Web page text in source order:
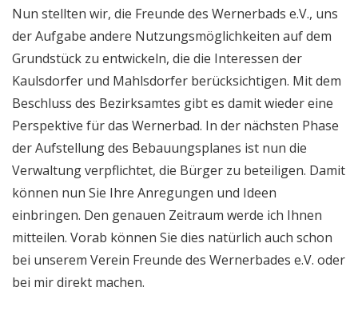
Nun stellten wir, die Freunde des Wernerbads e.V., uns
der Aufgabe andere Nutzungsmöglichkeiten auf dem
Grundstück zu entwickeln, die die Interessen der
Kaulsdorfer und Mahlsdorfer berücksichtigen. Mit dem
Beschluss des Bezirksamtes gibt es damit wieder eine
Perspektive für das Wernerbad. In der nächsten Phase
der Aufstellung des Bebauungsplanes ist nun die
Verwaltung verpflichtet, die Bürger zu beteiligen. Damit
können nun Sie Ihre Anregungen und Ideen
einbringen. Den genauen Zeitraum werde ich Ihnen
mitteilen. Vorab können Sie dies natürlich auch schon
bei unserem Verein Freunde des Wernerbades e.V. oder
bei mir direkt machen.